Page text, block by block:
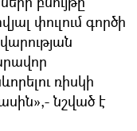
փուլում գործի
ռիսկի
նշված է